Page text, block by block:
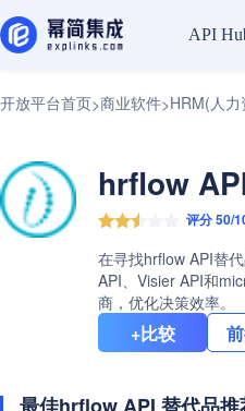
API
开放平台首页>商业软件>HRM(人
hrflow
评分 50/
在寻找hrflow API替
API、Visier API和
商，优化决策效率。
+比较